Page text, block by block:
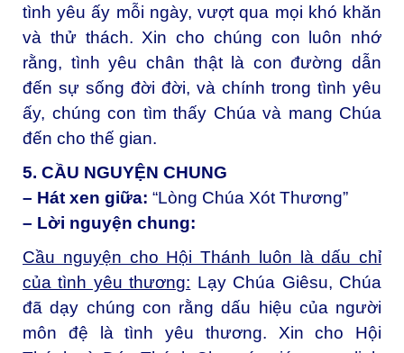
tình yêu ấy mỗi ngày, vượt qua mọi khó khăn
và thử thách. Xin cho chúng con luôn nhớ
rằng, tình yêu chân thật là con đường dẫn
đến sự sống đời đời, và chính trong tình yêu
ấy, chúng con tìm thấy Chúa và mang Chúa
đến cho thế gian.
5. CẦU NGUYỆN CHUNG
– Hát xen giữa: “Lòng Chúa Xót Thương”
– Lời nguyện chung:
Cầu nguyện cho Hội Thánh luôn là dấu chỉ
của tình yêu thương: Lạy Chúa Giêsu, Chúa
đã dạy chúng con rằng dấu hiệu của người
môn đệ là tình yêu thương. Xin cho Hội